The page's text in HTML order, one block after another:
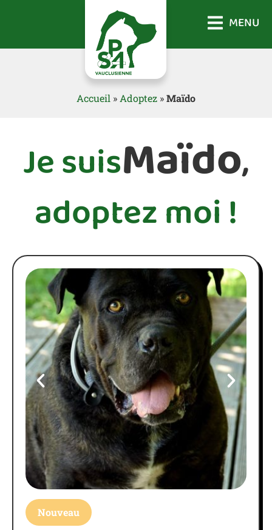
MENU
Accueil » Adoptez »Maïdo
Je suisMaïdo,
adoptez moi !
Nouveau